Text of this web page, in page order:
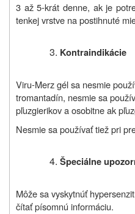
3 až 5-krát denne, ak je
tenkej vrstve na postihnuté
Kontraindikácie
Viru-Merz gél sa nesmie
tromantadín, nesmie sa
pľuzgierikov a osobitne ak
Nesmie sa používať tiež pri
Špeciálne
Môže sa vyskytnúť
čítať písomnú informáciu.